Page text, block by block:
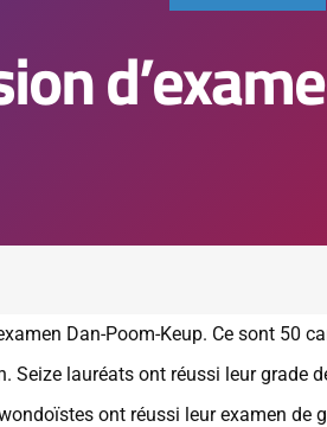
Dan-Poom-Keup. Ce sont 50
Seize lauréats ont réussi leur grade
ont réussi leur examen de